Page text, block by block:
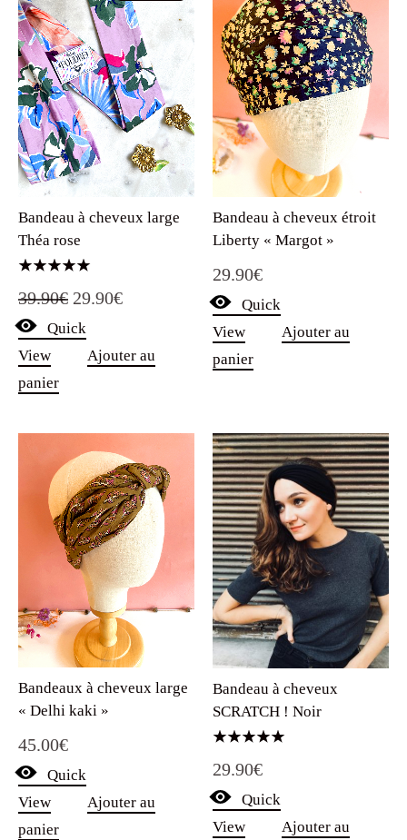
Bandeau à cheveux large
Théa rose
5.00
sur 5
39.90€ Le
prix
initial
29.90€Le
actuel
Quick
View
Ajouter au
panier
Bandeau à cheveux étroit
Liberty « Margot »
29.90€
Quick
View
Ajouter au
panier
Bandeaux à cheveux large
« Delhi kaki »
45.00€
Quick
View
Ajouter au
panier
Bandeau à cheveux
SCRATCH ! Noir
5.00
sur 5
29.90€
Quick
View
Ajouter au